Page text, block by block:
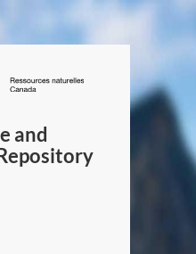
/
Canada
and